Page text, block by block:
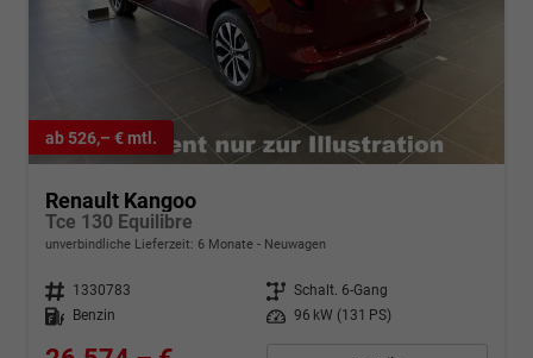
ab 526,– € mtl.
Renault Kangoo
Tce 130 Equilibre
unverbindliche Lieferzeit: 6 Monate Neuwagen
Fahrzeugnr. 1330783 Getriebe Schalt. 6-Gang
Kraftstoff
Benzin Leistung 96 kW (131 PS)